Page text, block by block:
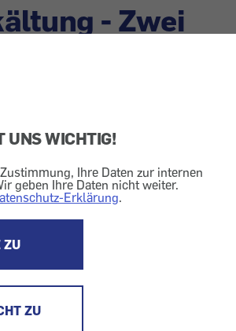
UNS WICHTIG!
Ihre Daten zur internen
geben Ihre Daten nicht weiter.
Erklärung.
ZU
ZU
- Zwei
Nur jeder dritte hütet das Bett –
– wenn sie auch in der kühlen
dass die Menschen enger
ist – und das lieben die 300
können: Mit jedem
Die Viren befallen die
und bildet Antikörper: Wer